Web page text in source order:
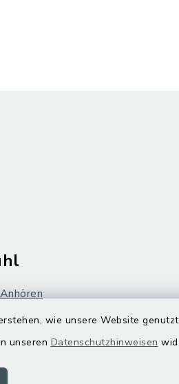
wie unsere Website
unseren Datenschutzhinweisen